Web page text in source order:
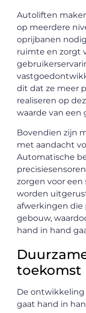
Autoliften
op meerdere
oprijbanen
ruimte en zorgt
dit dat ze meer
realiseren op
waarde van een
Bovendien zijn
met aandacht
Automatische
zorgen voor
worden
afwerkingen die
gebouw,
hand in hand
toekomst
De
gaat hand in